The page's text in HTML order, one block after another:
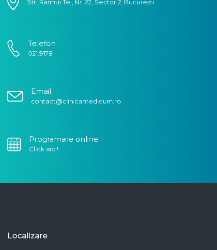
Str, Ramuri Tei, Nr. 22, Sector 2, București
Telefon
021.9178
Email
contact@clinicamedicum.ro
Programare online
Click aici!
Localizare